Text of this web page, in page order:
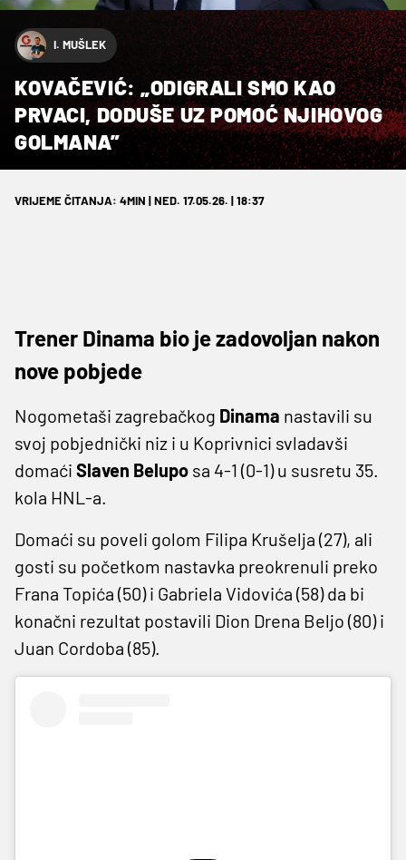
I. MUŠLEK
KOVAČEVIĆ: „ODIGRALI SMO KAO
PRVACI, DODUŠE UZ POMOĆ NJIHOVOG
GOLMANA”
VRIJEME ČITANJA: 4MIN | NED. 17.05.26. | 18:37
Trener Dinama bio je zadovoljan nakon
nove pobjede
Nogometaši zagrebačkog Dinama nastavili su
svoj pobjednički niz i u Koprivnici svladavši
domaći Slaven Belupo sa 4-1 (0-1) u susretu 35.
kola HNL-a.
Domaći su poveli golom Filipa Krušelja (27), ali
gosti su početkom nastavka preokrenuli preko
Frana Topića (50) i Gabriela Vidovića (58) da bi
konačni rezultat postavili Dion Drena Beljo (80) i
Juan Cordoba (85).